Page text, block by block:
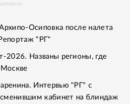
Осиповка после налета
"РГ"
2026. Названы регионы, где
Интервью "РГ" с
кабинет на блиндаж